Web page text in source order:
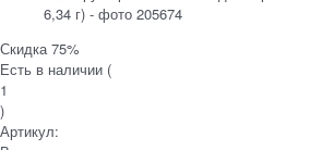
Скидка 75%
Есть в наличии (
1
)
Артикул: